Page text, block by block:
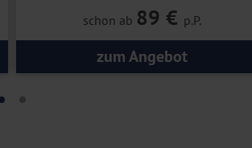
schon ab 89 € p.P.
zum Angebot